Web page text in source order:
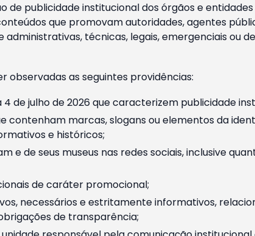
de publicidade institucional dos órgãos e
que promovam autoridades, agentes
técnicas, legais, emergenciais ou
observadas as seguintes providências:
de julho de 2026 que caracterizem publicidade
contenham marcas, slogans ou elementos da
e históricos;
e de seus museus nas redes sociais, inclusive
de caráter promocional;
necessários e estritamente informativos,
de transparência;